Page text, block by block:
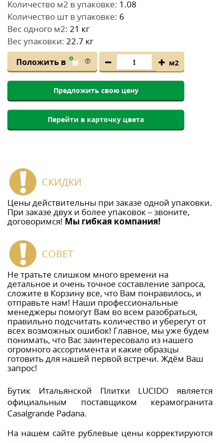
Количество м2 в упаковке: 1.08
Количество шт в упаковке: 6
Вес одного м2: 21 кг
Вес упаковки: 22.7 кг
Положить в м2
Предложить свою цену
Перейти в карточку цвета
СКИДКИ
Цены действительны при заказе одной упаковки.
При заказе двух и более упаковок – звоните,
договоримся! Мы гибкая компания!
СОВЕТ
Не тратьте слишком много времени на
детальное и очень точное составление запроса,
сложите в Корзину все, что Вам понравилось, и
отправьте нам! Наши профессиональные
менеджеры помогут Вам во всем разобраться,
правильно подсчитать количество и уберегут от
всех возможных ошибок! Главное, мы уже будем
понимать, что Вас заинтересовало из нашего
огромного ассортимента и какие образцы
готовить для нашей первой встречи. Ждём Ваш
запрос!
Бутик Итальянской Плитки LUCIDO является
официальным поставщиком керамогранита
Casalgrande Padana.
На нашем сайте рублевые цены корректируются